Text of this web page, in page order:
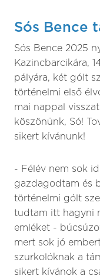
Sós Bence
Sós Bence 2025
Kazincbarcikára,
pályára, két gólt
történelmi első
mai nappal
köszönünk, Só!
sikert kívánunk!
- Félév nem sok
gazdagodtam és
történelmi gólt
tudtam itt hagyni
emléket -
mert sok jó
szurkolóknak a
sikert kívánok a